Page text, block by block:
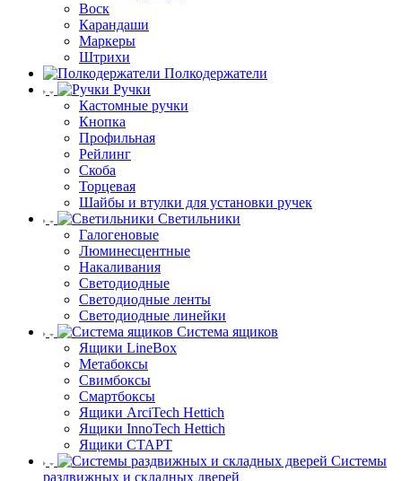
Воск
Карандаши
Маркеры
Штрихи
Полкодержатели
Ручки
Кастомные ручки
Кнопка
Профильная
Рейлинг
Скоба
Торцевая
Шайбы и втулки для установки ручек
Светильники
Галогеновые
Люминесцентные
Накаливания
Светодиодные
Светодиодные ленты
Светодиодные линейки
Система ящиков
Ящики LineBox
Метабоксы
Свимбоксы
Смартбоксы
Ящики ArciTech Hettich
Ящики InnoTech Hettich
Ящики СТАРТ
Системы
раздвижных и складных дверей